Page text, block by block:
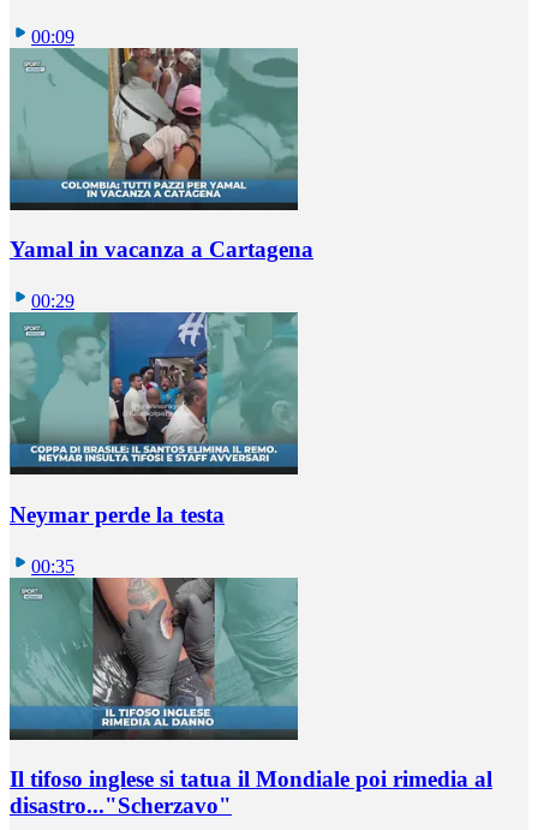
00:09
Yamal in vacanza a Cartagena
00:29
Neymar perde la testa
00:35
Il tifoso inglese si tatua il Mondiale poi rimedia al
disastro..."Scherzavo"